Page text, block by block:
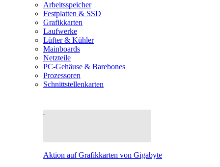
Arbeitsspeicher
Festplatten & SSD
Grafikkarten
Laufwerke
Lüfter & Kühler
Mainboards
Netzteile
PC-Gehäuse & Barebones
Prozessoren
Schnittstellenkarten
Aktion auf Grafikkarten von Gigabyte